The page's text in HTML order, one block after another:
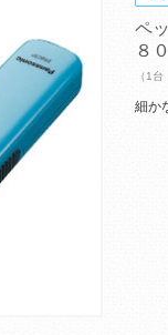
ペ
８
（1
細か